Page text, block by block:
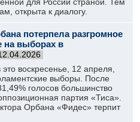
открыта к диалогу.
потерпела разгромное
на выборах в
воскресенье, 12 апреля,
выборы. После
голосов большинство
партия «Тиса».
Орбана «Фидес» терпит